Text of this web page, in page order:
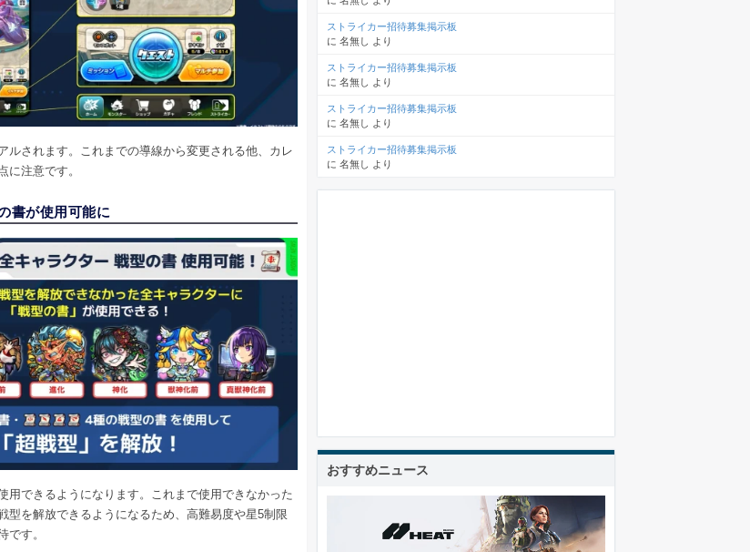
ルされます。これまでの導線から変更される他、カレ
に注意です。
書が使用可能に
用できるようになります。これまで使用できなかった
型を解放できるようになるため、高難易度や星5制限
です。
ストライカー招待募集掲示板
に 名無し より
ストライカー招待募集掲示板
に 名無し より
ストライカー招待募集掲示板
に 名無し より
ストライカー招待募集掲示板
に 名無し より
おすすめニュース